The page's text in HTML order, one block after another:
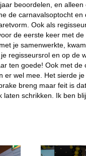
beoordelen, en
de carnavalsoptocht
Ook als
de eerste keer met
je samenwerkte,
regisseursrol en op de
ten goede! Ook met de
er wel mee. Het sierde
breng maar feit is
laten schrikken. Ik ben